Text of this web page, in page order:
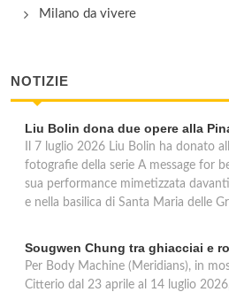
via Giuseppe Ripamonti 21,
Milano da vivere
NOTIZIE
Liu Bolin dona due opere alla
Il 7 luglio 2026 Liu Bolin ha donato
fotografie della serie A message for
sua performance mimetizzata
e nella basilica di Santa Maria delle
Sougwen Chung tra ghiacciai e
Per Body Machine (Meridians), in
Citterio dal 23 aprile al 14 luglio